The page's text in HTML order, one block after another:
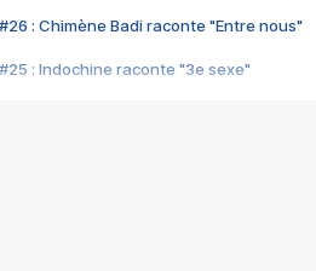
#26 : Chimène Badi raconte "Entre nous"
#25 : Indochine raconte "3e sexe"